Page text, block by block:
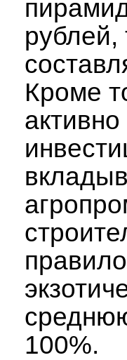
рублей,
Кроме
100%.